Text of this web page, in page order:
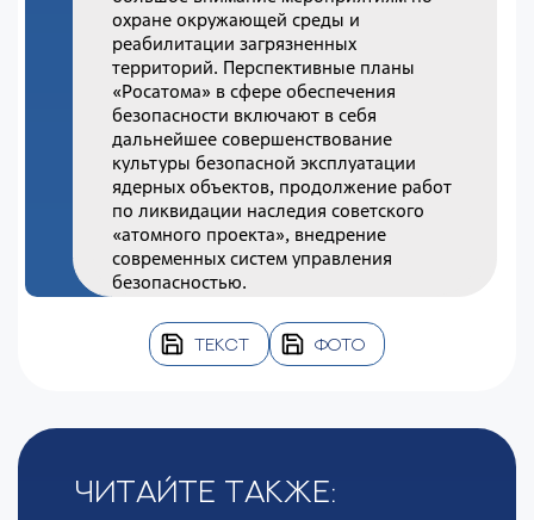
охране окружающей среды и
реабилитации загрязненных
территорий. Перспективные планы
«Росатома» в сфере обеспечения
безопасности включают в себя
дальнейшее совершенствование
культуры безопасной эксплуатации
ядерных объектов, продолжение работ
по ликвидации наследия советского
«атомного проекта», внедрение
современных систем управления
безопасностью.
ТЕКСТ ФОТО
Читайте также: